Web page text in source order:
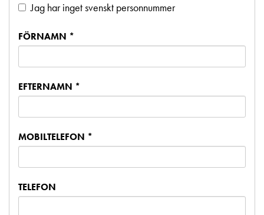
Jag har inget svenskt personnummer
FÖRNAMN *
EFTERNAMN *
MOBILTELEFON *
TELEFON